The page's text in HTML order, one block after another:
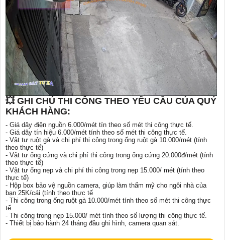
💥 GHI CHÚ THI CÔNG THEO YÊU CẦU CỦA QUÝ
KHÁCH HÀNG:
- Giá dây điện nguồn 6.000/mét tín theo số mét thi công thực tế.
- Giá dây tín hiệu 6.000/mét tính theo số mét thi công thực tế.
- Vật tư ruột gà và chi phí thi công trong ống ruột gà 10.000/mét (tính
theo thực tế)
- Vật tư ống cứng và chi phí thi công trong ống cứng 20.000đ/mét (tính
theo thực tế)
- Vật tư ống nẹp và chi phí thi công trong nẹp 15.000/ mét (tính theo
thực tế)
- Hộp box bảo vệ nguồn camera, giúp làm thẩm mỹ cho ngôi nhà của
bạn 25K/cái (tính theo thực tế
- Thi công trong ống ruột gà 10.000/mét tính theo số mét thi công thực
tế.
- Thi công trong nẹp 15.000/ mét tính theo số lượng thi công thực tế.
- Thiết bị bảo hành 24 tháng đầu ghi hình, camera quan sát.